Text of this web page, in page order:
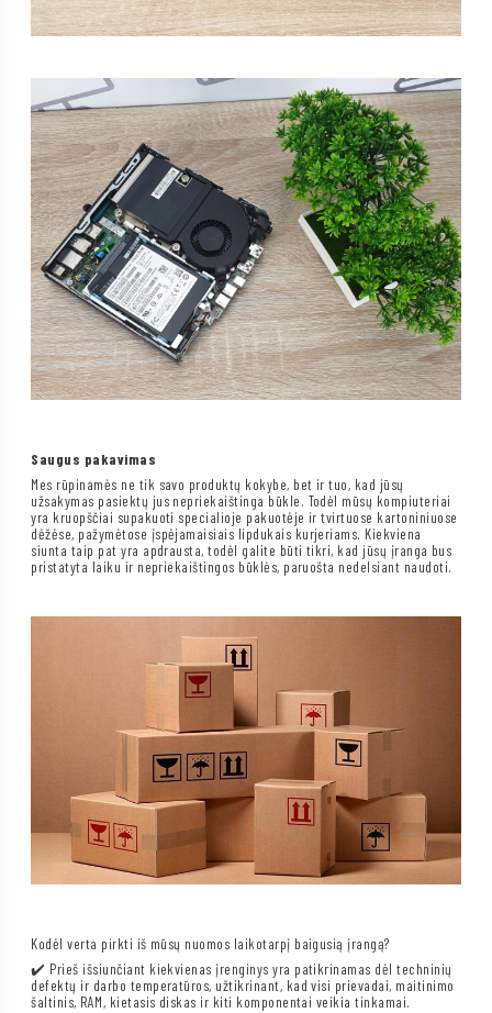
Saugus pakavimas
Mes rūpinamės ne tik savo produktų kokybe, bet ir tuo, kad jūsų
užsakymas pasiektų jus nepriekaištinga būkle. Todėl mūsų kompiuteriai
yra kruopščiai supakuoti specialioje pakuotėje ir tvirtuose kartoniniuose
dėžėse, pažymėtose įspėjamaisiais lipdukais kurjeriams. Kiekviena
siunta taip pat yra apdrausta, todėl galite būti tikri, kad jūsų įranga bus
pristatyta laiku ir nepriekaištingos būklės, paruošta nedelsiant naudoti.
Kodėl verta pirkti iš mūsų nuomos laikotarpį baigusią įrangą?
✔️ Prieš išsiunčiant kiekvienas įrenginys yra patikrinamas dėl techninių
defektų ir darbo temperatūros, užtikrinant, kad visi prievadai, maitinimo
šaltinis, RAM, kietasis diskas ir kiti komponentai veikia tinkamai.